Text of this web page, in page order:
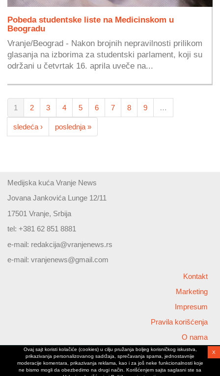
Pobeda studentske liste na Medicinskom u
Beogradu
Vranje/Beograd - Nakon brojnih nepravilnosti prilikom
glasanja na izborima za studentski parlament, koji su
održani u četvrtak 16. aprila uveče na...
1 2 3 4 5 6 7 8 9 …
sledeća › poslednja »
Medijska kuća Vranje News
Jovana Jankovića Lunge 12/11
17501 Vranje, Srbija
tel: +381 62 851 8881
e-mail: redakcija@vranjenews.rs
e-mail: vranjenews@gmail.com
Kontakt
Marketing
Impresum
Pravila korišćenja
O nama
Copyright © 2026 Vranjenews
All rights reserved
www.vranjenews.rs
Ovaj sajt koristi kolačiće (cookies) u cilju pružanja boljeg korisničkog iskustva,
prikazivanja personalizovanog sadržaja, sprečavanja spama, jednostavnije
moderacije komentara, prikazivanja reklama, kao i za još neke funkcionalnosti koje
ne bismo mogli da obezbedimo na drugi način. Korišćenjem sajta saglasni ste sa
X